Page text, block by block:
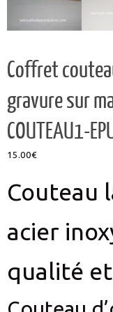
Coffret
gravure sur
COUTEAU1-
15.00€
Couteau
acier
qualité